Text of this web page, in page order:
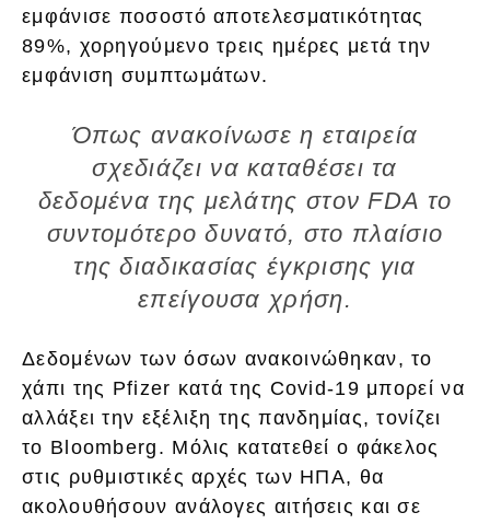
εμφάνισε ποσοστό αποτελεσματικότητας
89%, χορηγούμενο τρεις ημέρες μετά την
εμφάνιση συμπτωμάτων.
Όπως ανακοίνωσε η εταιρεία
σχεδιάζει να καταθέσει τα
δεδομένα της μελάτης στον FDA το
συντομότερο δυνατό, στο πλαίσιο
της διαδικασίας έγκρισης για
επείγουσα χρήση.
Δεδομένων των όσων ανακοινώθηκαν, το
χάπι της Pfizer κατά της Covid-19 μπορεί να
αλλάξει την εξέλιξη της πανδημίας, τονίζει
το Bloomberg. Μόλις κατατεθεί ο φάκελος
στις ρυθμιστικές αρχές των ΗΠΑ, θα
ακολουθήσουν ανάλογες αιτήσεις και σε